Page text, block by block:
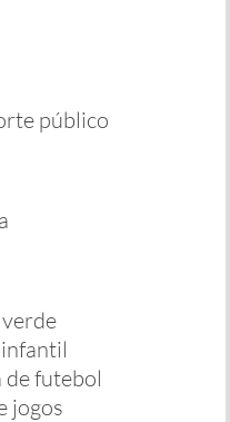
público
de futebol
jogos